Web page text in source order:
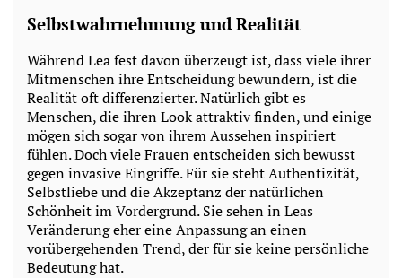
Selbstwahrnehmung und Realität
Während Lea fest davon überzeugt ist, dass viele ihrer
Mitmenschen ihre Entscheidung bewundern, ist die
Realität oft differenzierter. Natürlich gibt es
Menschen, die ihren Look attraktiv finden, und einige
mögen sich sogar von ihrem Aussehen inspiriert
fühlen. Doch viele Frauen entscheiden sich bewusst
gegen invasive Eingriffe. Für sie steht Authentizität,
Selbstliebe und die Akzeptanz der natürlichen
Schönheit im Vordergrund. Sie sehen in Leas
Veränderung eher eine Anpassung an einen
vorübergehenden Trend, der für sie keine persönliche
Bedeutung hat.